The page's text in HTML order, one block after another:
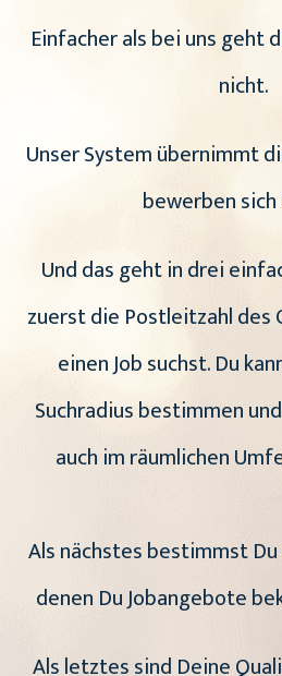
Einfacher als bei uns geht
nicht.
Unser System übernimmt
bewerben
Und das geht in drei
zuerst die Postleitzahl des
einen Job suchst. Du
Suchradius bestimmen
auch im räumlichen
Als nächstes bestimmst
denen Du Jobangebote
Als letztes sind Deine